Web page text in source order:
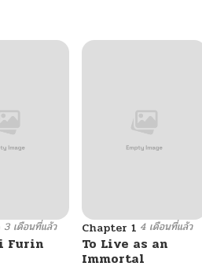
3 เดือนที่แล้ว
Furin
Chapter 1 4 เดือนที่แล้ว
To Live as an
Immortal